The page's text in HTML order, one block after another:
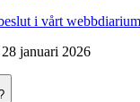
i vårt webbdiarium
28 januari 2026